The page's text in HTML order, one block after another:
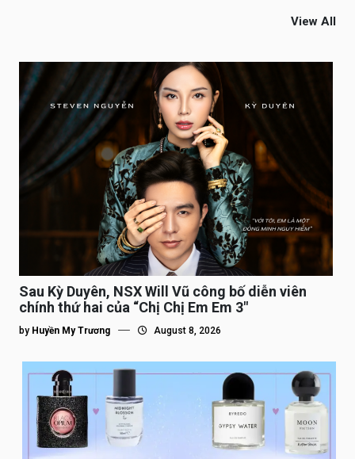
View All
Sau Kỳ Duyên, NSX Will Vũ công bố diễn viên
chính thứ hai của “Chị Chị Em Em 3″
by Huyền My Trương August 8, 2026